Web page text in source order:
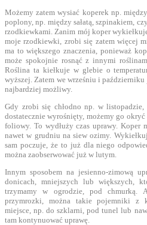
Możemy zatem wysiać koperek np.
poplony, np. między sałatą, szpinakiem,
rzodkiewkami. Zanim mój koper
moje rzodkiewki, zrobi się zatem więcej
ma to większego znaczenia, ponieważ
może spokojnie rosnąć z innymi
Roślina ta kiełkuje w glebie o
wyższej. Zatem we wrześniu i
najbardziej możliwy.
Gdy zrobi się chłodno np. w
dostatecznie wyrośnięty, możemy go
foliowy. To wydłuży czas uprawy. Koper
nawet w grudniu na siew ozimy.
sam poczuje, że to już dla niego
można zaobserwować już w lutym.
Innym sposobem na jesienno-zimową
donicach, mniejszych lub większych,
trzymamy w ogrodzie, pod chmurką.
przymrozki, można takie pojemniki z
miejsce, np. do szklarni, pod tunel lub
tam kontynuować uprawę.